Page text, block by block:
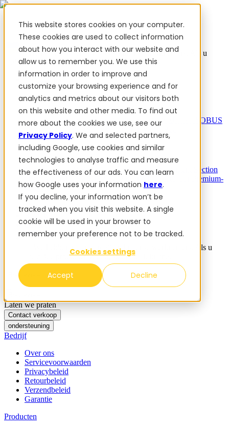
This website stores cookies on your computer.
These cookies are used to collect information
about how you interact with our website and
allow us to remember you. We use this
information in order to improve and
customize your browsing experience and for
analytics and metrics about our visitors both
on this website and other media. To find out
more about the cookies we use, see our
Privacy Policy. We and selected partners,
including Google, use cookies and similar
technologies to analyse traffic and measure
the effectiveness of our ads. You can learn
how Google uses your information here.
If you decline, your information won’t be
tracked when you visit this website. A single
cookie will be used in your browser to
remember your preference not to be tracked.
Cookies settings
Accept Decline
✨ We hebben meer dan 50 Oekraïense werknemers. Als u
FieldBee producten koopt, steunt u Oekraïne.
Producten
PowerSteer™PowerSteer ReadyPowerGuide
Jaltest ISOBUS
PowerSteer VisionPro
Add-ons
Navigatie-appRTK BasisstationTablet-kitImplement Section
1 jaar Premium-
garantie
Software
Voor dealers
Contact
✨ We hebben meer dan 50 Oekraïense werknemers. Als u
FieldBee producten koopt, steunt u Oekraïne.
Belverzoek
Laten we praten
Contact verkoop
ondersteuning
Bedrijf
Over ons
Servicevoorwaarden
Privacybeleid
Retourbeleid
Verzendbeleid
Garantie
Producten